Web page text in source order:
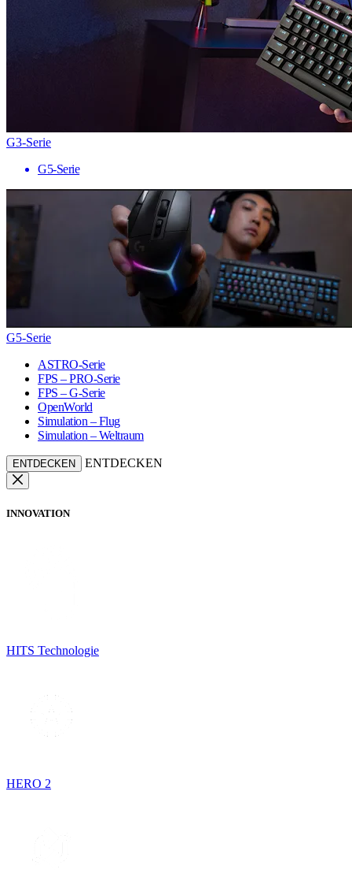
G3-Serie
G5-Serie
G5-Serie
ASTRO-Serie
FPS – PRO-Serie
FPS – G-Serie
OpenWorld
Simulation – Flug
Simulation – Weltraum
ENTDECKEN ENTDECKEN
INNOVATION
HITS Technologie
HERO 2